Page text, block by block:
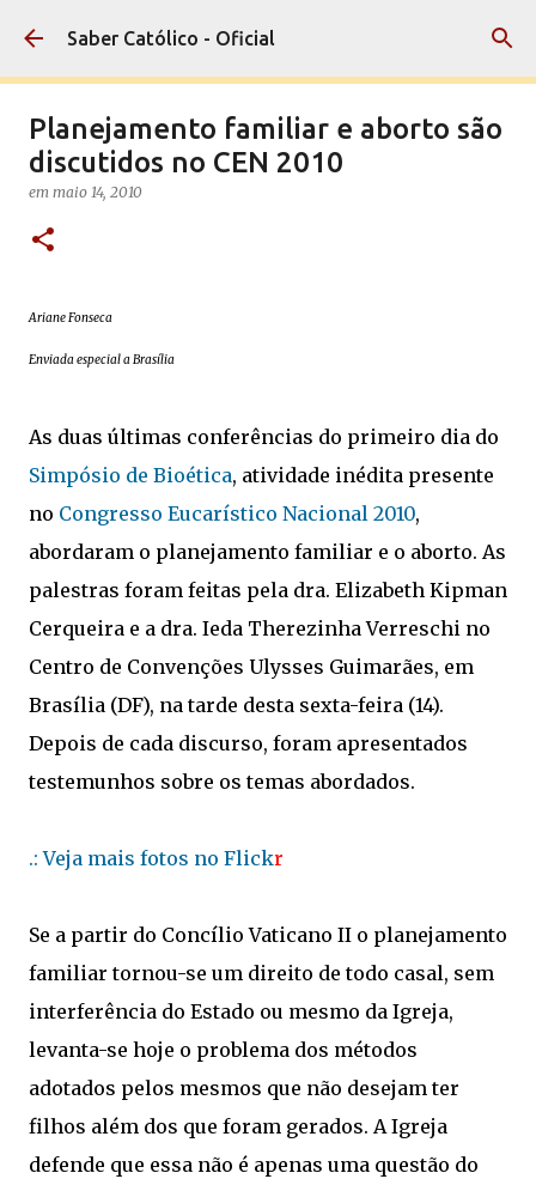
Pular para o conteúdo principal
Saber Católico - Oficial
Planejamento familiar e aborto são
discutidos no CEN 2010
em maio 14, 2010
Ariane Fonseca
Enviada especial a Brasília
As duas últimas conferências do primeiro dia do
Simpósio de Bioética, atividade inédita presente
no Congresso Eucarístico Nacional 2010,
abordaram o planejamento familiar e o aborto. As
palestras foram feitas pela dra. Elizabeth Kipman
Cerqueira e a dra. Ieda Therezinha Verreschi no
Centro de Convenções Ulysses Guimarães, em
Brasília (DF), na tarde desta sexta-feira (14).
Depois de cada discurso, foram apresentados
testemunhos sobre os temas abordados.
.: Veja mais fotos no Flickr
Se a partir do Concílio Vaticano II o planejamento
familiar tornou-se um direito de todo casal, sem
interferência do Estado ou mesmo da Igreja,
levanta-se hoje o problema dos métodos
adotados pelos mesmos que não desejam ter
filhos além dos que foram gerados. A Igreja
defende que essa não é apenas uma questão do